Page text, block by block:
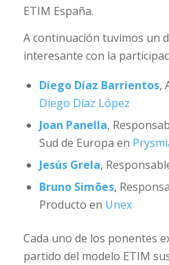
ETIM España.
A continuación tuvimos un
interesante con la
Diego Díaz Barrientos,
Diego Díaz López
Joan Panella,
Sud de Europa en
Jesús Grela,
Bruno Simões,
Producto en Unex
Cada uno de los ponentes
partido del modelo ETIM